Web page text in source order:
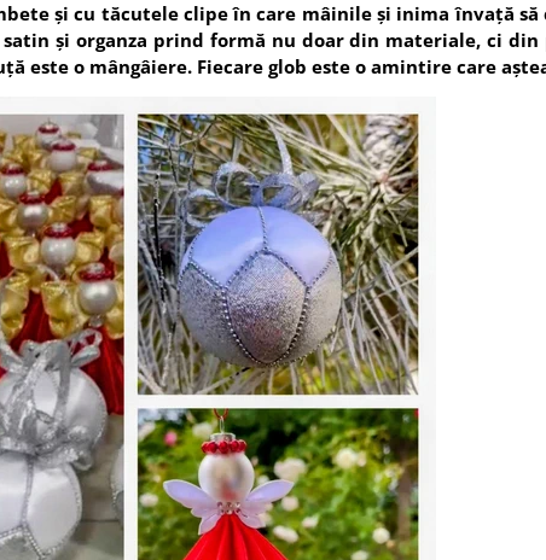
și cu tăcutele clipe în care mâinile și inima învață să
și organza prind formă nu doar din materiale, ci din
este o mângâiere. Fiecare glob este o amintire care